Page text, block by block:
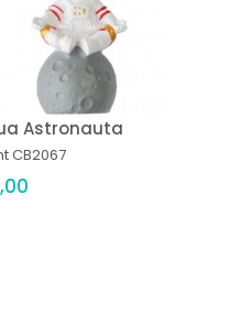
Astronauta
CB2067